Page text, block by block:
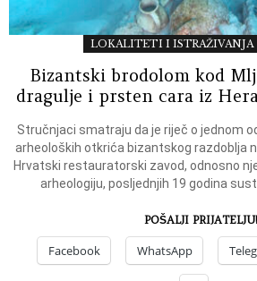
LOKALITETI I ISTRAŽIVANJA
Bizantski brodolom kod
dragulje i prsten cara iz
Stručnjaci smatraju da je riječ o jednom
arheoloških otkrića bizantskog razdoblja
Hrvatski restauratorski zavod, odnosno
arheologiju, posljednjih 19 godina
POŠALJI PRIJATELJU!
Facebook WhatsApp